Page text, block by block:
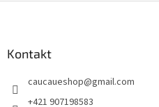
Kontakt
caucaueshop@gmail.com
+421 907198583